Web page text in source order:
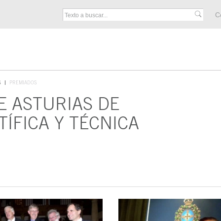
PREMIADOS
ASTURIAS DE
Y TÉCNICA